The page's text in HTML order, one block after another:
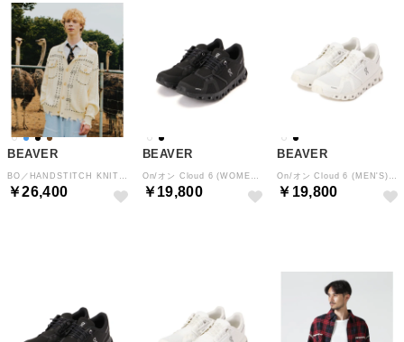
BEAVER
￥26,400
BEAVER
￥19,800
BEAVER
￥19,800